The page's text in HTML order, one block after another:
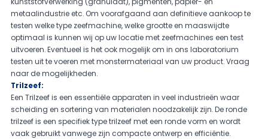
metaalindustrie etc. Om voorafgaand aan definitieve aankoop te
testen welke type zeefmachine, welke grootte en maaswijdte
optimaal is kunnen wij op uw locatie met zeefmachines een test
uitvoeren. Eventueel is het ook mogelijk om in ons laboratorium
testen uit te voeren met monstermateriaal van uw product. Vraag
naar de mogelijkheden.
Trilzeef:
Een Trilzeef is een essentiële apparaten in veel industrieën waar
scheiding en sortering van materialen noodzakelijk zijn. De ronde
trilzeef is een specifiek type trilzeef met een ronde vorm en wordt
vaak gebruikt vanwege zijn compacte ontwerp en efficiëntie.